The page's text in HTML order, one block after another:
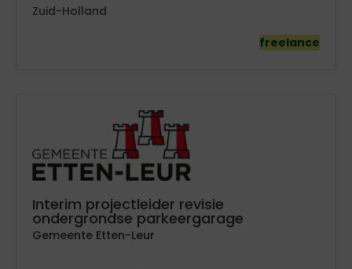
Zuid-Holland
freelance
Interim projectleider revisie
ondergrondse parkeergarage
Gemeente Etten-Leur